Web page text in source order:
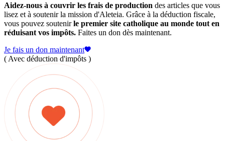
Aidez-nous à couvrir les frais de production des articles que vous
lisez et à soutenir la mission d'Aleteia. Grâce à la déduction fiscale,
vous pouvez soutenirle premier site catholique au monde tout en
réduisant vos impôts. Faites un don dès maintenant.
Je fais un don maintenant
( Avec déduction d'impôts )